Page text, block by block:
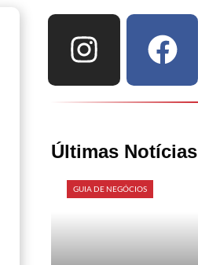
Últimas Notícias
GUIA DE NEGÓCIOS